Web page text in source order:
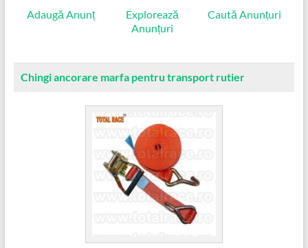
Adaugă Anunț
Explorează
Anunțuri
Caută Anunțuri
Chingi ancorare marfa pentru transport rutier